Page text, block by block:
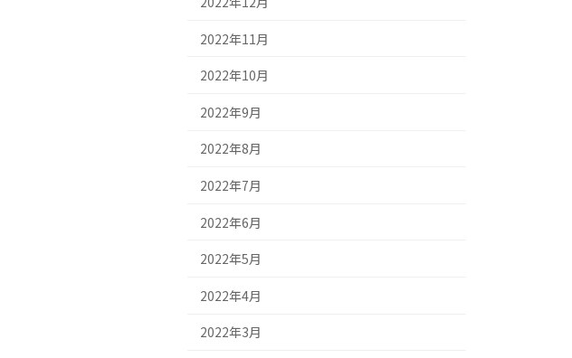
2022年11月
2022年10月
2022年9月
2022年8月
2022年7月
2022年6月
2022年5月
2022年4月
2022年3月